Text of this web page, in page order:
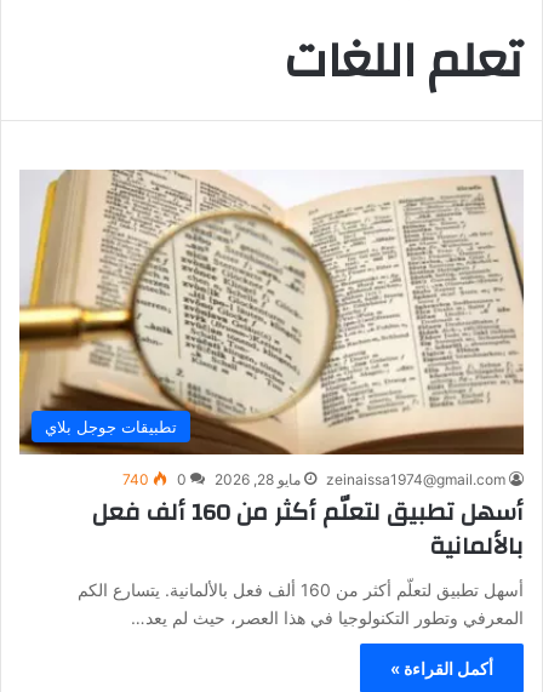
تعلم اللغات
تطبيقات جوجل بلاي
zeinaissa1974@gmail.com مايو 28, 2026 0
740
أسهل تطبيق لتعلّم أكثر من 160 ألف فعل
بالألمانية
أسهل تطبيق لتعلّم أكثر من 160 ألف فعل بالألمانية. يتسارع الكم
المعرفي وتطور التكنولوجيا في هذا العصر، حيث لم يعد…
أكمل القراءة »